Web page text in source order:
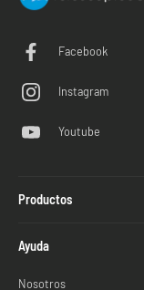
Facebook
Instagram
Youtube
Productos
Ayuda
Nosotros